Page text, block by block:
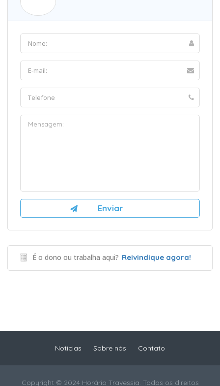
É o dono ou trabalha aqui? Reivindique agora!
Notícias Sobre nós Contato
Copyright © 2024 Horário Travessia. Todos os direitos